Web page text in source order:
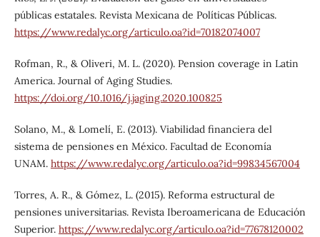
públicas estatales. Revista Mexicana de Políticas Públicas.
https://www.redalyc.org/articulo.oa?id=70182074007
Rofman, R., & Oliveri, M. L. (2020). Pension coverage in Latin
America. Journal of Aging Studies.
https://doi.org/10.1016/j.jaging.2020.100825
Solano, M., & Lomelí, E. (2013). Viabilidad financiera del
sistema de pensiones en México. Facultad de Economía
UNAM. https://www.redalyc.org/articulo.oa?id=99834567004
Torres, A. R., & Gómez, L. (2015). Reforma estructural de
pensiones universitarias. Revista Iberoamericana de Educación
Superior. https://www.redalyc.org/articulo.oa?id=77678120002